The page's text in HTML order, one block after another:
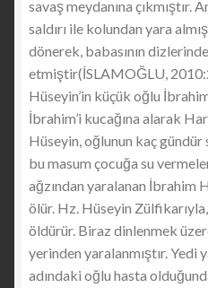
savaş meydanına çıkmıştır.
saldırı ile kolundan yara
dönerek, babasının
etmiştir(İSLAMOĞLU,
Hüseyin’in küçük oğlu
İbrahim’i kucağına alarak
Hüseyin, oğlunun kaç
bu masum çocuğa su
ağzından yaralanan İbrahim
ölür. Hz. Hüseyin
öldürür. Biraz dinlenmek
yerinden yaralanmıştır. Yedi
adındaki oğlu hasta